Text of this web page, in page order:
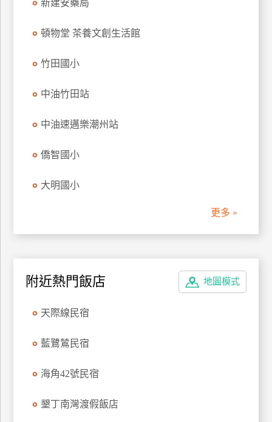
新建安藥局
頓物堂 茶養文創生活館
竹田國小
中油竹田站
中油速邁樂潮州站
僑智國小
大明國小
更多 »
地圖模式
附近熱門飯店
天際線民宿
藍鷺鷥民宿
海角42號民宿
墾丁南灣渡假飯店